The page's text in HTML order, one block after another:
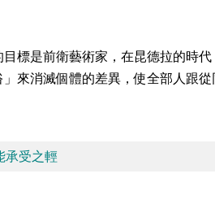
標是前衛藝術家，在昆德拉的時
來消滅個體的差異，使全部人跟
承受之輕